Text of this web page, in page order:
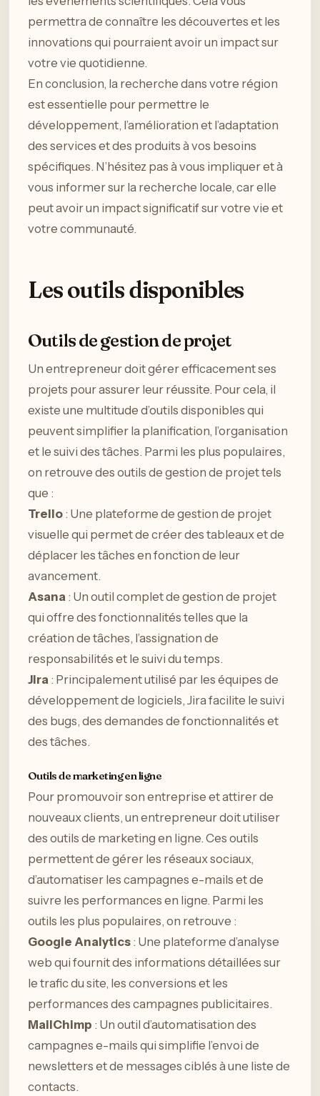
permettra de connaître les découvertes et les
innovations qui pourraient avoir un impact sur
votre vie quotidienne.
En conclusion, la recherche dans votre région
est essentielle pour permettre le
développement, l’amélioration et l’adaptation
des services et des produits à vos besoins
spécifiques. N’hésitez pas à vous impliquer et à
vous informer sur la recherche locale, car elle
peut avoir un impact significatif sur votre vie et
votre communauté.
Les outils disponibles
Outils de gestion de projet
Un entrepreneur doit gérer efficacement ses
projets pour assurer leur réussite. Pour cela, il
existe une multitude d’outils disponibles qui
peuvent simplifier la planification, l’organisation
et le suivi des tâches. Parmi les plus populaires,
on retrouve des outils de gestion de projet tels
que :
Trello : Une plateforme de gestion de projet
visuelle qui permet de créer des tableaux et de
déplacer les tâches en fonction de leur
avancement.
Asana : Un outil complet de gestion de projet
qui offre des fonctionnalités telles que la
création de tâches, l’assignation de
responsabilités et le suivi du temps.
Jira : Principalement utilisé par les équipes de
développement de logiciels, Jira facilite le suivi
des bugs, des demandes de fonctionnalités et
des tâches.
Outils de marketing en ligne
Pour promouvoir son entreprise et attirer de
nouveaux clients, un entrepreneur doit utiliser
des outils de marketing en ligne. Ces outils
permettent de gérer les réseaux sociaux,
d’automatiser les campagnes e-mails et de
suivre les performances en ligne. Parmi les
outils les plus populaires, on retrouve :
Google Analytics : Une plateforme d’analyse
web qui fournit des informations détaillées sur
le trafic du site, les conversions et les
performances des campagnes publicitaires.
MailChimp : Un outil d’automatisation des
campagnes e-mails qui simplifie l’envoi de
newsletters et de messages ciblés à une liste de
contacts.